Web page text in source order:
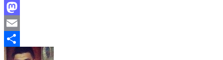
Facebook
Mastodon
Email
Compartir